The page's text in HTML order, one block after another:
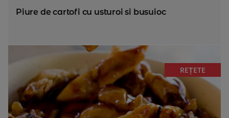
Piure de cartofi cu usturoi si busuioc
REȚETE